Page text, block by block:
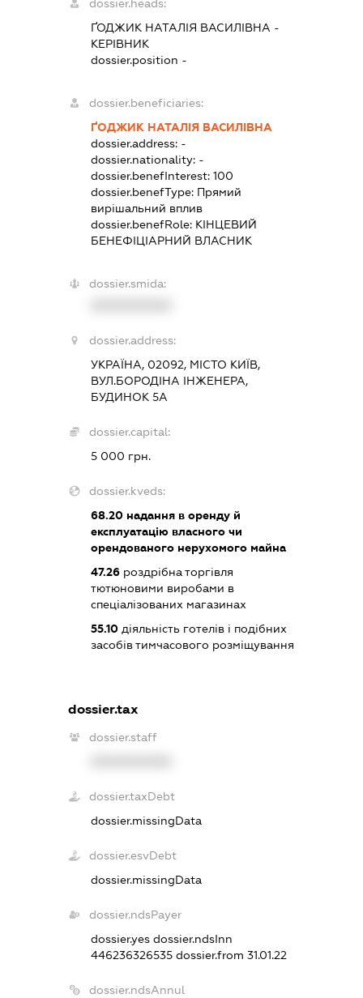
dossier.heads:
ҐОДЖИК НАТАЛІЯ ВАСИЛІВНА -
КЕРІВНИК
dossier.position -
dossier.beneficiaries:
ҐОДЖИК НАТАЛІЯ ВАСИЛІВНА
dossier.address: -
dossier.nationality: -
dossier.benefInterest: 100
dossier.benefType: Прямий
вирішальний вплив
dossier.benefRole: КІНЦЕВИЙ
БЕНЕФІЦІАРНИЙ ВЛАСНИК
dossier.smida:
dossier.address:
УКРАЇНА, 02092, МІСТО КИЇВ,
ВУЛ.БОРОДІНА ІНЖЕНЕРА,
БУДИНОК 5А
dossier.capital:
5 000 грн.
dossier.kveds:
68.20надання в оренду й
експлуатацію власного чи
орендованого нерухомого майна
47.26роздрібна торгівля
тютюновими виробами в
спеціалізованих магазинах
55.10діяльність готелів і подібних
засобів тимчасового розміщування
dossier.tax
dossier.staff
dossier.taxDebt
dossier.missingData
dossier.esvDebt
dossier.missingData
dossier.ndsPayer
dossier.yes dossier.ndsInn
446236326535 dossier.from 31.01.22
dossier.ndsAnnul